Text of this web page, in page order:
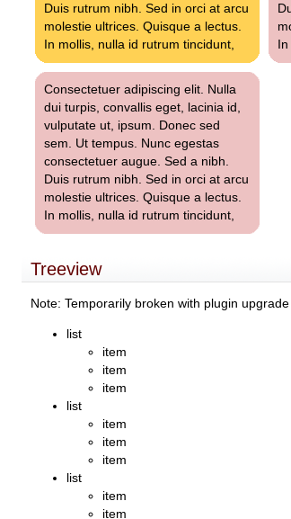
Duis rutrum nibh. Sed in orci at arcu
molestie ultrices. Quisque a lectus.
In mollis, nulla id rutrum tincidunt,
Consectetuer adipiscing elit. Nulla
dui turpis, convallis eget, lacinia id,
vulputate ut, ipsum. Donec sed
sem. Ut tempus. Nunc egestas
consectetuer augue. Sed a nibh.
Duis rutrum nibh. Sed in orci at arcu
molestie ultrices. Quisque a lectus.
In mollis, nulla id rutrum tincidunt,
Treeview
Note: Temporarily broken with plugin
list
item
item
item
list
item
item
item
list
item
item